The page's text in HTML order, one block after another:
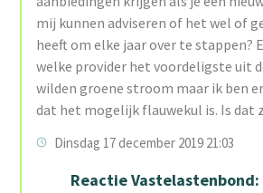
mij kunnen adviseren of het wel of
heeft om elke jaar over te stappen?
welke provider het voordeligste uit
wilden groene stroom maar ik ben
dat het mogelijk flauwekul is. Is dat
Dinsdag 17 december 2019 21:03
Reactie Vastelastenbond: